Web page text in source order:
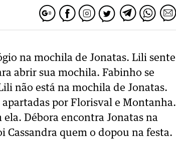
na mochila de Jonatas. Lili sente
abrir sua mochila. Fabinho se
não está na mochila de Jonatas.
por Florisval e Montanha.
Débora encontra Jonatas na
Cassandra quem o dopou na festa.